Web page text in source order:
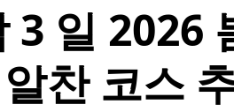
3 일 2026
찬 코스